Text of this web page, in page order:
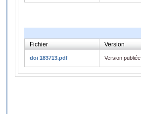
Fichier Version
doi 183713.pdf Version publiée